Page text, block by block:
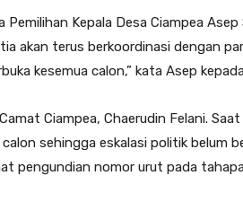
Pemilihan Kepala Desa Ciampea
akan terus berkoordinasi dengan
kesemua calon,” kata Asep
Ciampea, Chaerudin Felani.
sehingga eskalasi politik belum
pengundian nomor urut pada